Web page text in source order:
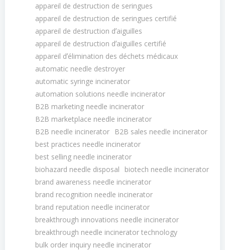
appareil de destruction de seringues
appareil de destruction de seringues certifié
appareil de destruction dʼaiguilles
appareil de destruction dʼaiguilles certifié
appareil dʼélimination des déchets médicaux
automatic needle destroyer
automatic syringe incinerator
automation solutions needle incinerator
B2B marketing needle incinerator
B2B marketplace needle incinerator
B2B needle incinerator
B2B sales needle incinerator
best practices needle incinerator
best selling needle incinerator
biohazard needle disposal
biotech needle incinerator
brand awareness needle incinerator
brand recognition needle incinerator
brand reputation needle incinerator
breakthrough innovations needle incinerator
breakthrough needle incinerator technology
bulk order inquiry needle incinerator